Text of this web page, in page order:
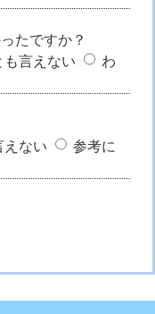
たですか？
も言えない
わ
えない
参考に